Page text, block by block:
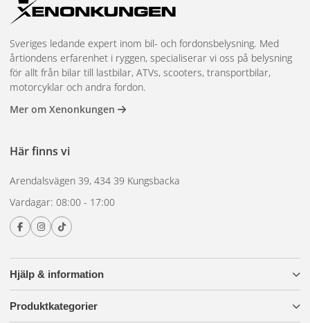
Hjälp & information
Produktkategorier
Sveriges ledande expert inom bil- och fordonsbelysning. Med
årtiondens erfarenhet i ryggen, specialiserar vi oss på belysning
för allt från bilar till lastbilar, ATVs, scooters, transportbilar,
motorcyklar och andra fordon.
Mer om Xenonkungen
Här finns vi
Arendalsvägen 39, 434 39 Kungsbacka
Vardagar: 08:00 - 17:00